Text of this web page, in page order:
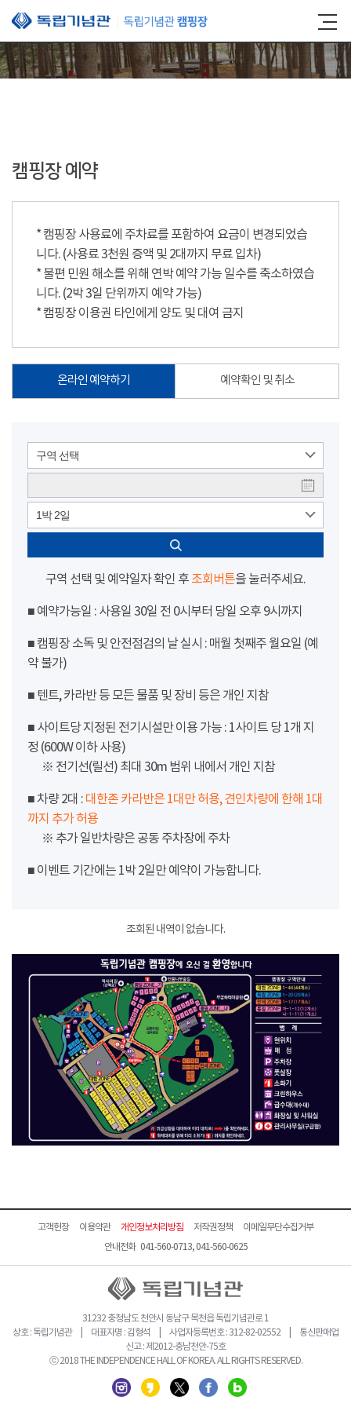
본문 바로가기
캠핑장 예약
* 캠핑장 사용료에 주차료를 포함하여 요금이 변경되었습
니다. (사용료 3천원 증액 및 2대까지 무료 입차)
* 불편 민원 해소를 위해 연박 예약 가능 일수를 축소하였습
니다. (2박 3일 단위까지 예약 가능)
* 캠핑장 이용권 타인에게 양도 및 대여 금지
온라인 예약하기 예약확인 및 취소
구역 선택
1박 2일
구역 선택 및 예약일자 확인 후 조회버튼을 눌러주세요.
■ 예약가능일 : 사용일 30일 전 0시부터 당일 오후 9시까지
■ 캠핑장 소독 및 안전점검의 날 실시 : 매월 첫째주 월요일 (예
약 불가)
■ 텐트, 카라반 등 모든 물품 및 장비 등은 개인 지참
■ 사이트당 지정된 전기시설만 이용 가능 : 1사이트 당 1개 지
정 (600W 이하 사용)
※ 전기선(릴선) 최대 30m 범위 내에서 개인 지참
■ 차량 2대 : 대한존 카라반은 1대만 허용, 견인차량에 한해 1대
까지 추가 허용
※ 추가 일반차량은 공동 주차장에 주차
■ 이벤트 기간에는 1박 2일만 예약이 가능합니다.
조회된 내역이 없습니다.
고객헌장 이용약관 개인정보처리방침 저작권정책
이메일무단수집거부
안내전화 041-560-0713, 041-560-0625
31232 충청남도 천안시 동남구 목천읍 독립기념관로 1
상호 : 독립기념관 | 대표자명 : 김형석 | 사업자등록번호 : 312-82-02552 | 통신판매업
신고 : 제2012-충남천안-75호
ⓒ 2018 THE INDEPENDENCE HALL OF KOREA. ALL RIGHTS RESERVED.